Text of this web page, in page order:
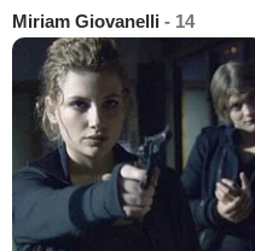
Miriam Giovanelli - 14